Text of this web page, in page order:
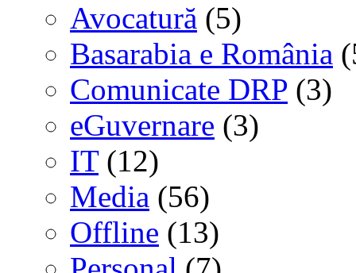
Avocatură (5)
Basarabia e România
Comunicate DRP (3)
eGuvernare (3)
IT(12)
Media (56)
Offline (13)